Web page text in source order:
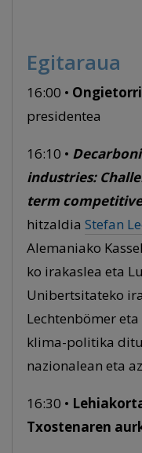
Egitaraua
16:00 •
presidentea
16:10 •
industries:
term
hitzaldia Stefan
Alemaniako
ko irakaslea eta
Unibertsitateko
Lechtenbömer
klima-politika
nazionalean eta
16:30 •
Txostenaren